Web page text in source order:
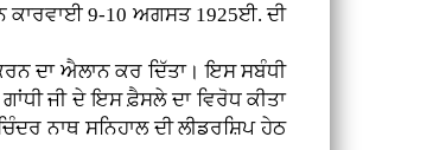
9-10 ਅਗਸਤ 1925ਈ. ਦੀ
ਦਾ ਐਲਾਨ ਕਰ ਦਿੱਤਾ। ਇਸ ਸਬੰਧੀ
ਜੀ ਦੇ ਇਸ ਫ਼ੈਸਲੇ ਦਾ ਵਿਰੋਧ ਕੀਤਾ
ਨਾਥ ਸਨਿਹਾਲ ਦੀ ਲੀਡਰਸ਼ਿਪ ਹੇਠ